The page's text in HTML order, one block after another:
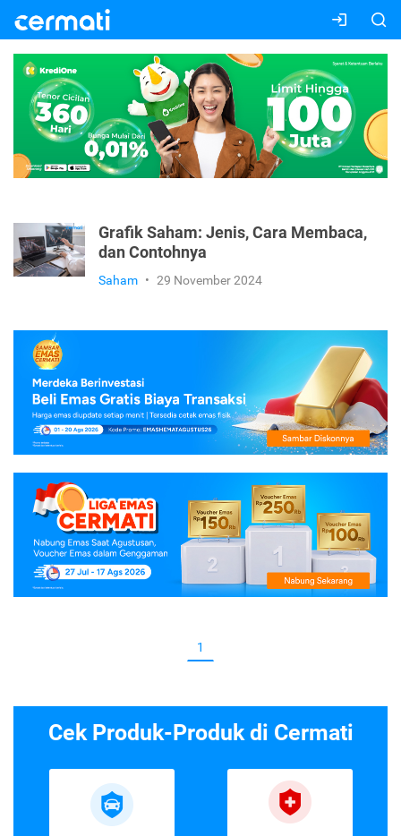
Grafik Saham: Jenis, Cara Membaca,
dan Contohnya
Saham • 29 November 2024
1
Cek Produk-Produk di Cermati